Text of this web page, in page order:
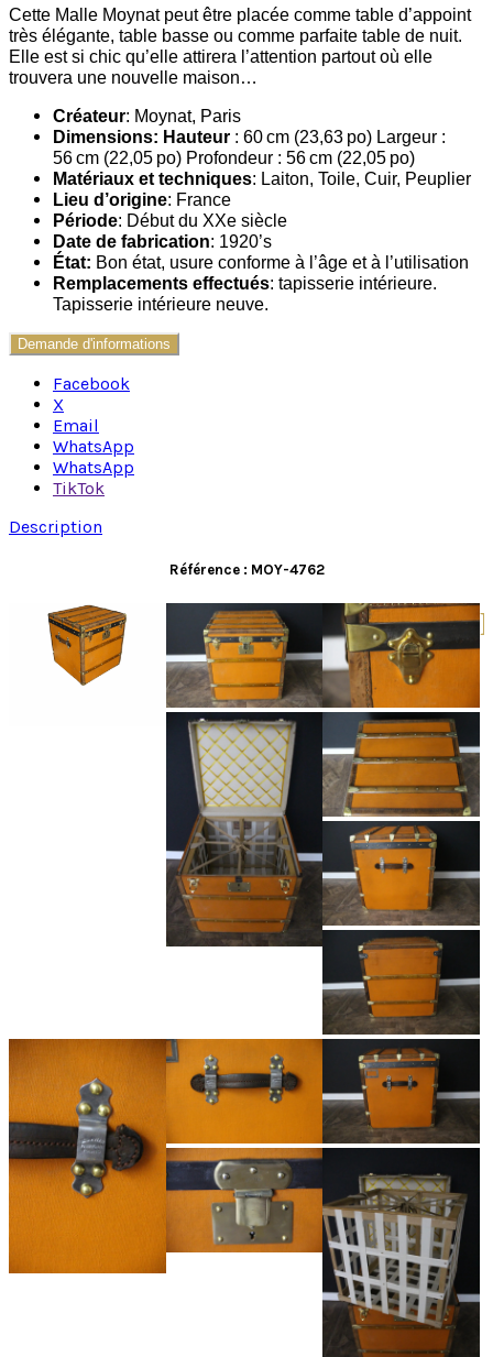
Cette Malle Moynat peut être placée comme table d’appoint
très élégante, table basse ou comme parfaite table de nuit.
Elle est si chic qu’elle attirera l’attention partout où elle
trouvera une nouvelle maison…
Créateur: Moynat, Paris
Dimensions: Hauteur : 60 cm (23,63 po) Largeur :
56 cm (22,05 po) Profondeur : 56 cm (22,05 po)
Matériaux et techniques: Laiton, Toile, Cuir, Peuplier
Lieu d’origine: France
Période: Début du XXe siècle
Date de fabrication: 1920’s
État: Bon état, usure conforme à l’âge et à l’utilisation
Remplacements effectués: tapisserie intérieure.
Tapisserie intérieure neuve.
Demande d'informations
Facebook
X
Email
WhatsApp
WhatsApp
TikTok
Description
Référence : MOY-4762